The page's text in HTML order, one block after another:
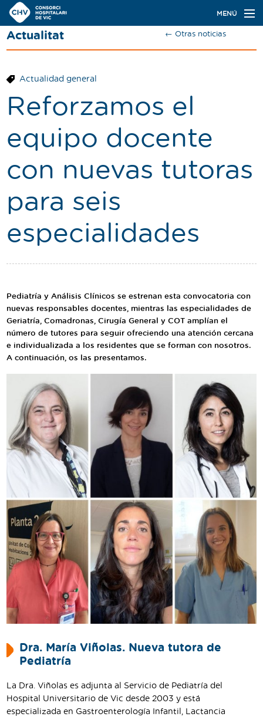
Navegación
principal
MENÚ
Actualidad
Oferta de plazas
Ser residente
Contacto
Buscador
Català Castellano
Segueix-nos:
Actualitat ← Otras noticias
Actualidad general
Reforzamos el
equipo docente
con nuevas tutoras
para seis
especialidades
Pediatría y Análisis Clínicos se estrenan esta convocatoria con
nuevas responsables docentes, mientras las especialidades de
Geriatría, Comadronas, Cirugía General y COT amplían el
número de tutores para seguir ofreciendo una atención cercana
e individualizada a los residentes que se forman con nosotros.
A continuación, os las presentamos.
Dra. María Viñolas. Nueva tutora de
Pediatría
La Dra. Viñolas es adjunta al Servicio de Pediatría del
Hospital Universitario de Vic desde 2003 y está
especializada en Gastroenterología Infantil, Lactancia